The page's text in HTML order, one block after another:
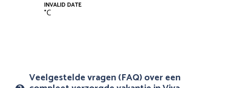
INVALID DATE
°C
Veelgestelde vragen (FAQ) over een